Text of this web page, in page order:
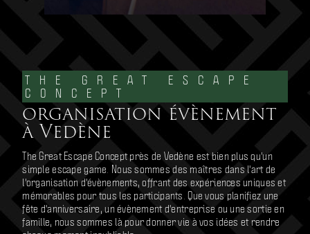
THE GREAT ESCAPE
CONCEPT
organisation évènement
à Vedène
The Great Escape Concept près de Vedène est bien plus qu'un
simple escape game. Nous sommes des maîtres dans l'art de
l'organisation d'évènements, offrant des expériences uniques et
mémorables pour tous les participants. Que vous planifiez une
fête d'anniversaire, un évènement d'entreprise ou une sortie en
famille, nous sommes là pour donner vie à vos idées et rendre